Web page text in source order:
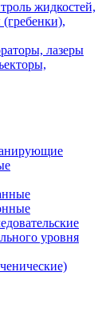
жидкостей,
лазеры
уровня